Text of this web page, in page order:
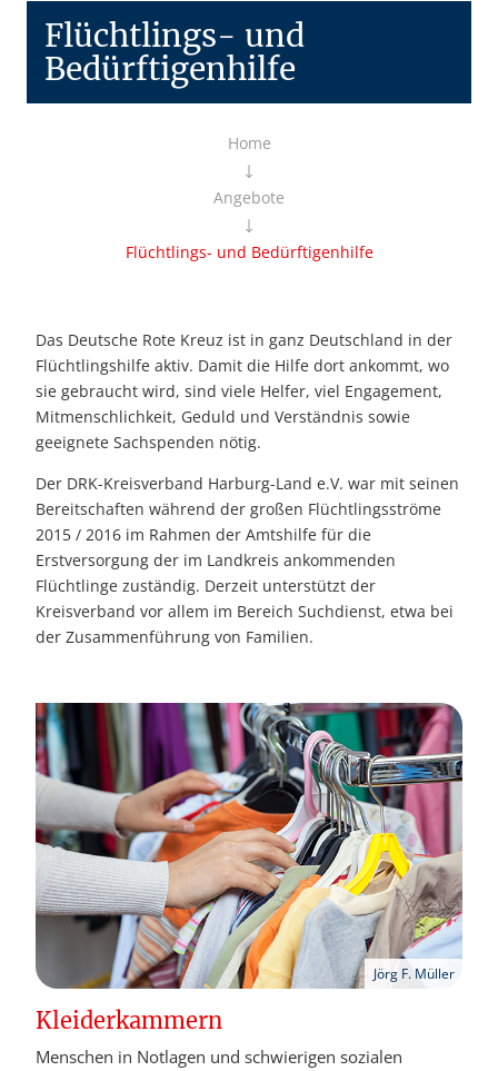
Flüchtlings- und
Bedürftigenhilfe
Home
Angebote
Flüchtlings- und Bedürftigenhilfe
Das Deutsche Rote Kreuz ist in ganz Deutschland in der
Flüchtlingshilfe aktiv. Damit die Hilfe dort ankommt, wo
sie gebraucht wird, sind viele Helfer, viel Engagement,
Mitmenschlichkeit, Geduld und Verständnis sowie
geeignete Sachspenden nötig.
Der DRK-Kreisverband Harburg-Land e.V. war mit seinen
Bereitschaften während der großen Flüchtlingsströme
2015 / 2016 im Rahmen der Amtshilfe für die
Erstversorgung der im Landkreis ankommenden
Flüchtlinge zuständig. Derzeit unterstützt der
Kreisverband vor allem im Bereich Suchdienst, etwa bei
der Zusammenführung von Familien.
Jörg F. Müller
Kleiderkammern
Menschen in Notlagen und schwierigen sozialen